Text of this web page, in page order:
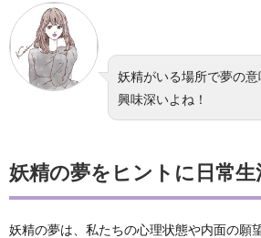
妖精がいる場所で夢の
興味深いよね！
妖精の夢をヒントに日常生
妖精の夢は、私たちの心理状態や内面の願